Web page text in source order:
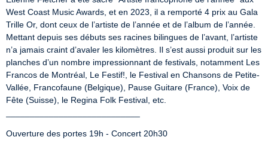
West Coast Music Awards, et en 2023, il a remporté 4 prix au Gala
Trille Or, dont ceux de l’artiste de l’année et de l’album de l’année.
Mettant depuis ses débuts ses racines bilingues de l’avant, l’artiste
n’a jamais craint d’avaler les kilomètres. Il s’est aussi produit sur les
planches d’un nombre impressionnant de festivals, notamment Les
Francos de Montréal, Le Festif!, le Festival en Chansons de Petite-
Vallée, Francofaune (Belgique), Pause Guitare (France), Voix de
Fête (Suisse), le Regina Folk Festival, etc.
Ouverture des portes 19h - Concert 20h30